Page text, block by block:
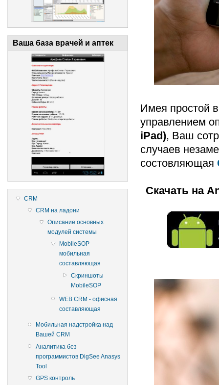
Ваша база врачей и аптек
CRM
CRM на ладони
Описание основных
модулей системы
MobileSOP -
мобильная
составляющая
Скриншоты
MobileSOP
WEB CRM - офисная
составляющая
Мобильная надстройка над
Вашей CRM
Аналитика без
программистов DigSee Anasys
Tool
GPS контроль
Имея простой
управлением
iPad), Ваш
случаев
состовляющая
Скачать на